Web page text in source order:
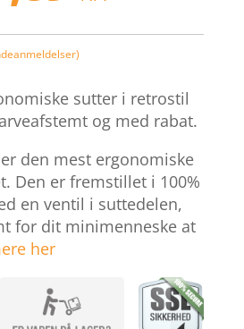
kr..
pris
er:
sutter i retrostil
og med rabat.
den mest ergonomiske
Den er fremstillet i 100%
en ventil i suttedelen,
for dit minimenneske at
her